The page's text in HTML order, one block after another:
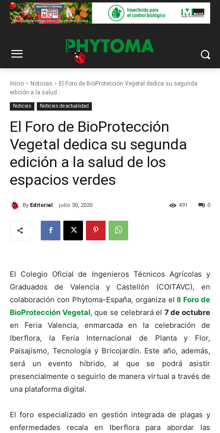
Inicio Noticias
El Foro de BioProtección Vegetal dedica su segunda
edición a la salud...
Noticias Noticias de actualidad
El Foro de BioProtección
Vegetal dedica su segunda
edición a la salud de los
espacios verdes
By Editorial julio 30, 2020 0
491
El Colegio Oficial de Ingenieros Técnicos Agrícolas y
Graduados de Valencia y Castellón (COITAVC), en
colaboración con Phytoma-España, organiza el II Foro de
BioProtección Vegetal, que se celebrará el 7 de octubre
en Feria Valencia, enmarcada en la celebración de
Iberflora, la Feria Internacional de Planta y Flor,
Paisajismo, Tecnología y Bricojardín. Este año, además,
será un evento híbrido, al que se podrá asistir
presencialmente o seguirlo de manera virtual a través de
una plataforma digital.
El foro especializado en gestión integrada de plagas y
enfermedades recala en Iberflora para abordar las